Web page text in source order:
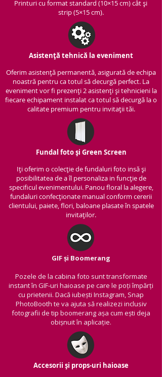
Printuri cu format standard (10×15 cm) cât și
strip (5×15 cm).
Asistență tehnică la eveniment
Oferim asistență permanentă, asigurată de echipa
noastră pentru ca totul să decurgă perfect. La
eveniment vor fi prezenți 2 asistenți și tehnicieni la
fiecare echipament instalat ca totul să decurgă la o
calitate premium pentru invitații tăi.
Fundal foto și Green Screen
Iți oferim o colecție de fundaluri foto insă și
posibilitatea de a îl personaliza in funcție de
specificul evenimentului. Panou floral la alegere,
fundaluri confecționate manual conform cererii
clientului, paiete, flori, baloane plasate în spatele
invitaților.
GIF și Boomerang
Pozele de la cabina foto sunt transformate
instant în GIF-uri haioase pe care le poți împărți
cu prietenii. Dacă iubești Instagram, Snap
PhotoBooth te va ajuta să realizezi inclusiv
fotografii de tip boomerang așa cum ești deja
obișnuit în aplicație.
Accesorii și props-uri haioase